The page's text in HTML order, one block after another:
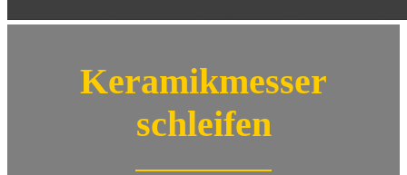
Keramikmesser
schleifen